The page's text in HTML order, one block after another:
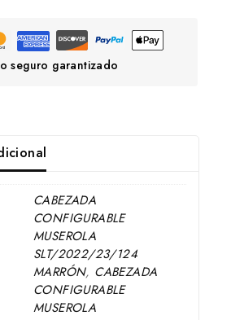
seguro garantizado
CABEZADA
CONFIGURABLE
MUSEROLA
SLT/2022/23/124
MARRÓN, CABEZADA
CONFIGURABLE
MUSEROLA